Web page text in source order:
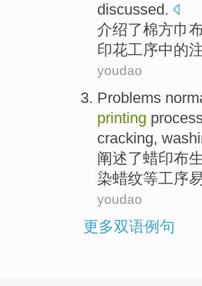
discussed.
介绍了棉方巾
印花工序中的
youdao
Problems
printing
cracking,
阐述了蜡印布
染蜡纹等工序
youdao
更多双语例句